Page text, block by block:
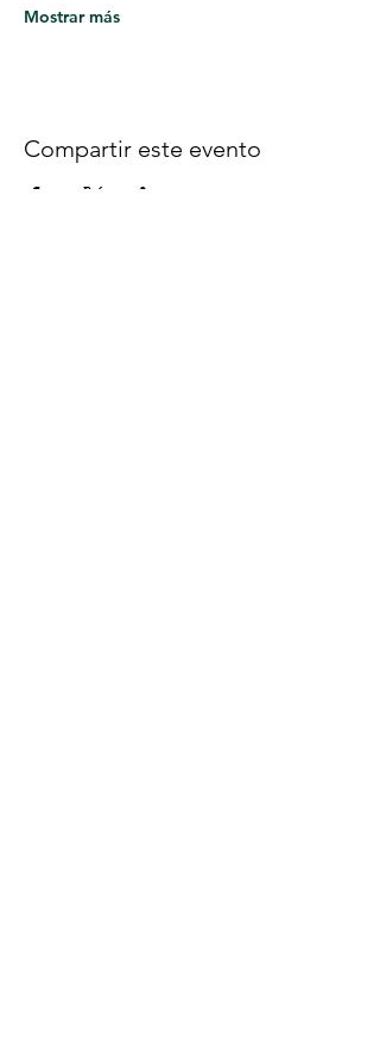
Mostrar más
Compartir este evento